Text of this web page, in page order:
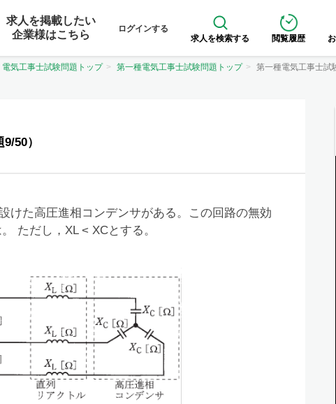
求人を掲載したい
企業様はこちら
ログインする
求人を検索する
閲覧履歴
電気工事士試験問題トップ 第一種電気工事士試験問題トップ 第一種電気工事士試
50）
けた高圧進相コンデンサがある。この回路の無効
ただし，XL < XCとする。